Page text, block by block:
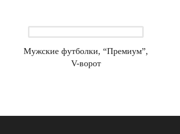
Мужские футболки, “Премиум”,
V-ворот